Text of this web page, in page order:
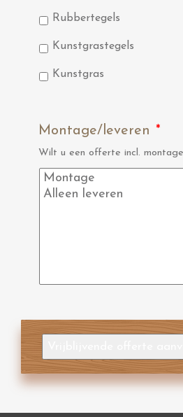
Rubbertegels
Kunstgrastegels
Kunstgras
Montage/leveren *
Wilt u een offerte incl.